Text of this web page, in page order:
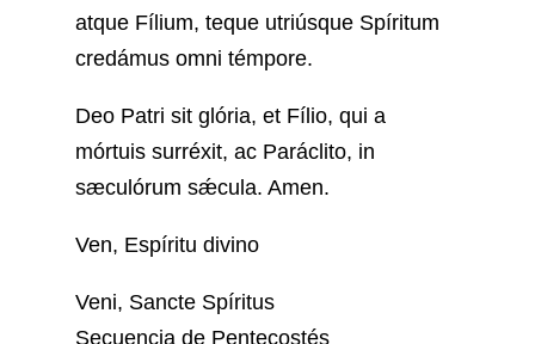
atque Fílium, teque utriúsque Spíritum
credámus omni témpore.
Deo Patri sit glória, et Fílio, qui a
mórtuis surréxit, ac Paráclito, in
sæculórum sǽcula. Amen.
Ven, Espíritu divino
Veni, Sancte Spíritus
Secuencia de Pentecostés